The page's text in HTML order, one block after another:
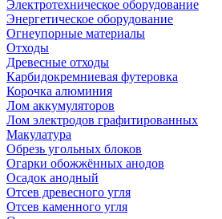
Электротехническое оборудование
Энергетическое оборудование
Огнеупорные материалы
Отходы
Древесные отходы
Карбидокремниевая футеровка
Корочка алюминия
Лом аккумуляторов
Лом электродов графитированных
Макулатура
Обрезь угольных блоков
Огарки обожжённых анодов
Осадок анодный
Отсев древесного угля
Отсев каменного угля